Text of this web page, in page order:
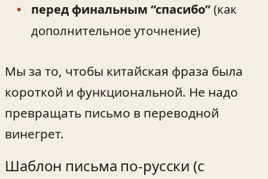
перед финальным “спасибо”(как
дополнительное уточнение)
Мы за то, чтобы китайская фраза была
короткой и функциональной. Не надо
превращать письмо в переводной
винегрет.
Шаблон письма по-русски (с